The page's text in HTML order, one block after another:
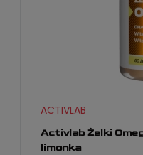
Activlab Żelki
limonka
ACTIVLAB